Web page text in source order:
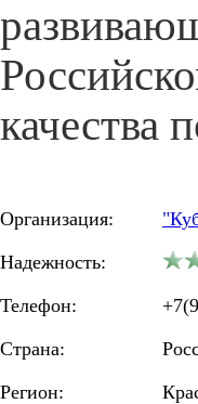
качества
Организация:
Надежность:
Телефон:
Страна:
Регион: